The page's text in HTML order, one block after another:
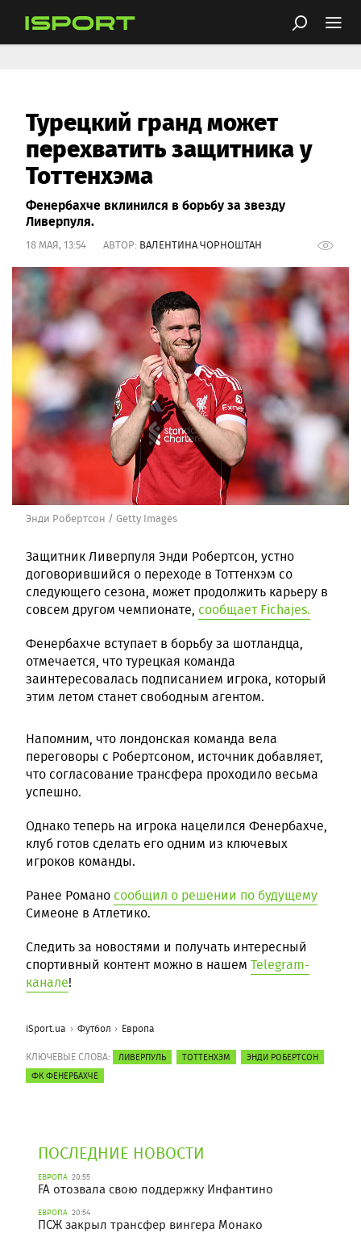
Турецкий гранд может
перехватить защитника у
Тоттенхэма
Фенербахче вклинился в борьбу за звезду
Ливерпуля.
18 МАЯ, 13:54 АВТОР: ВАЛЕНТИНА ЧОРНОШТАН
Энди Робертсон / Getty Images
Защитник Ливерпуля Энди Робертсон, устно
договорившийся о переходе в Тоттенхэм со
следующего сезона, может продолжить карьеру в
совсем другом чемпионате, сообщает Fichajes.
Фенербахче вступает в борьбу за шотландца,
отмечается, что турецкая команда
заинтересовалась подписанием игрока, который
этим летом станет свободным агентом.
Напомним, что лондонская команда вела
переговоры с Робертсоном, источник добавляет,
что согласование трансфера проходило весьма
успешно.
Однако теперь на игрока нацелился Фенербахче,
клуб готов сделать его одним из ключевых
игроков команды.
Ранее Романо сообщил о решении по будущему
Симеоне в Атлетико.
Следить за новостями и получать интересный
спортивный контент можно в нашем Telegram-
канале!
iSport.ua Футбол Европа
КЛЮЧЕВЫЕ СЛОВА: ЛИВЕРПУЛЬ ТОТТЕНХЭМ
ЭНДИ РОБЕРТСОН
ФК ФЕНЕРБАХЧЕ
ПОСЛЕДНИЕ НОВОСТИ
ЕВРОПА 20:55
FA отозвала свою поддержку Инфантино
ЕВРОПА 20:54
ПСЖ закрыл трансфер вингера Монако